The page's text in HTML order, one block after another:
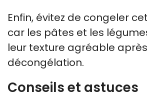
Enfin, évitez de congeler
car les pâtes et les
leur texture agréable après
décongélation.
Conseils et astuces